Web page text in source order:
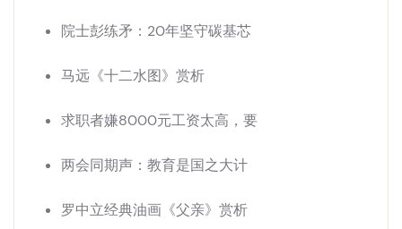
院士彭练矛：20年坚守碳基芯
马远《十二水图》赏析
求职者嫌8000元工资太高，要
两会同期声：教育是国之大计
罗中立经典油画《父亲》赏析